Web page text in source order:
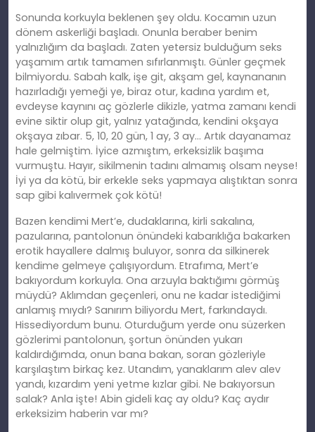
Sonunda korkuyla beklenen şey oldu. Kocamın uzun
dönem askerliği başladı. Onunla beraber benim
yalnızlığım da başladı. Zaten yetersiz bulduğum seks
yaşamım artık tamamen sıfırlanmıştı. Günler geçmek
bilmiyordu. Sabah kalk, işe git, akşam gel, kaynananın
hazırladığı yemeği ye, biraz otur, kadına yardım et,
evdeyse kaynını aç gözlerle dikizle, yatma zamanı kendi
evine siktir olup git, yalnız yatağında, kendini okşaya
okşaya zıbar. 5, 10, 20 gün, 1 ay, 3 ay… Artık dayanamaz
hale gelmiştim. İyice azmıştım, erkeksizlik başıma
vurmuştu. Hayır, sikilmenin tadını almamış olsam neyse!
İyi ya da kötü, bir erkekle seks yapmaya alıştıktan sonra
sap gibi kalıvermek çok kötü!
Bazen kendimi Mert’e, dudaklarına, kirli sakalına,
pazularına, pantolonun önündeki kabarıklığa bakarken
erotik hayallere dalmış buluyor, sonra da silkinerek
kendime gelmeye çalışıyordum. Etrafıma, Mert’e
bakıyordum korkuyla. Ona arzuyla baktığımı görmüş
müydü? Aklımdan geçenleri, onu ne kadar istediğimi
anlamış mıydı? Sanırım biliyordu Mert, farkındaydı.
Hissediyordum bunu. Oturduğum yerde onu süzerken
gözlerimi pantolonun, şortun önünden yukarı
kaldırdığımda, onun bana bakan, soran gözleriyle
karşılaştım birkaç kez. Utandım, yanaklarım alev alev
yandı, kızardım yeni yetme kızlar gibi. Ne bakıyorsun
salak? Anla işte! Abin gideli kaç ay oldu? Kaç aydır
erkeksizim haberin var mı?